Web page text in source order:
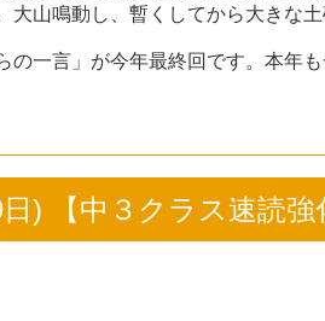
大山鳴動し、暫くしてから大きな
の一言」が今年最終回です。本年
) 【中３クラス速読強